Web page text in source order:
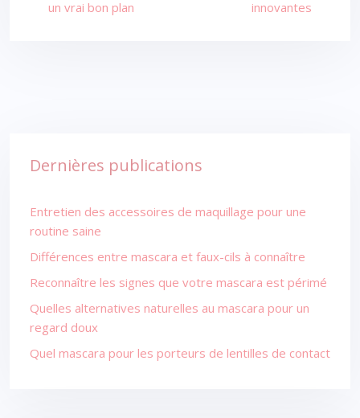
un vrai bon plan
innovantes
Dernières publications
Entretien des accessoires de maquillage pour une
routine saine
Différences entre mascara et faux-cils à connaître
Reconnaître les signes que votre mascara est périmé
Quelles alternatives naturelles au mascara pour un
regard doux
Quel mascara pour les porteurs de lentilles de contact